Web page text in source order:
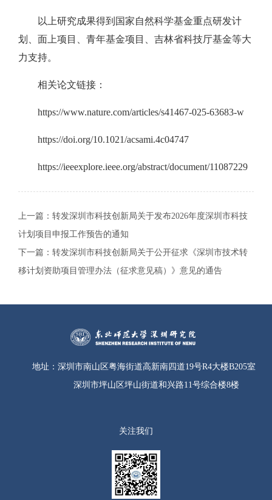
以上研究成果得到国家自然科学基金重点研发计
划、面上项目、青年基金项目、吉林省科技厅基金等大
力支持。
相关论文链接：
https://www.nature.com/articles/s41467-025-63683-w
https://doi.org/10.1021/acsami.4c04747
https://ieeexplore.ieee.org/abstract/document/11087229
上一篇： 转发深圳市科技创新局关于发布2026年度深圳市科技
计划项目申报工作预告的通知
下一篇： 转发深圳市科技创新局关于公开征求《深圳市技术转
移计划资助项目管理办法（征求意见稿）》意见的通告
地址： 深圳市南山区粤海街道高新南四道19号R4大楼B205室
深圳市坪山区坪山街道和兴路11号综合楼8楼
关注我们